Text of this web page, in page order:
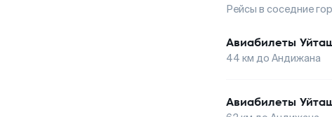
Рейсы в соседние
Авиабилеты
44 км до Андижана
Авиабилеты